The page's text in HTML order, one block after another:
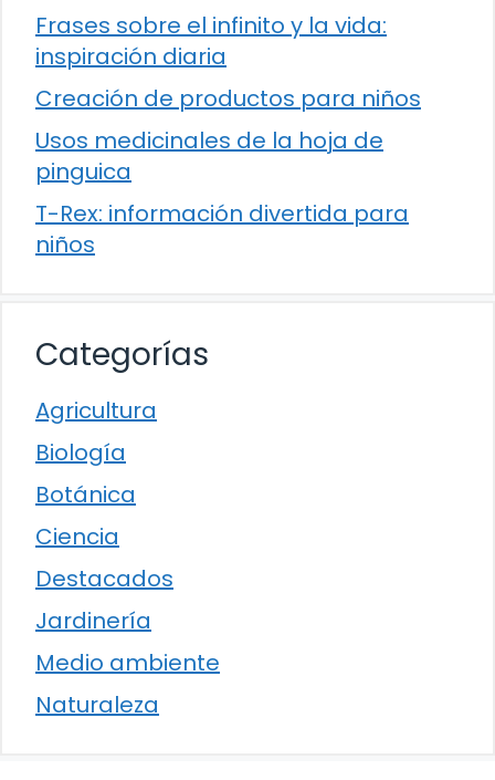
Frases sobre el infinito y la vida:
inspiración diaria
Creación de productos para niños
Usos medicinales de la hoja de
pinguica
T-Rex: información divertida para
niños
Categorías
Agricultura
Biología
Botánica
Ciencia
Destacados
Jardinería
Medio ambiente
Naturaleza